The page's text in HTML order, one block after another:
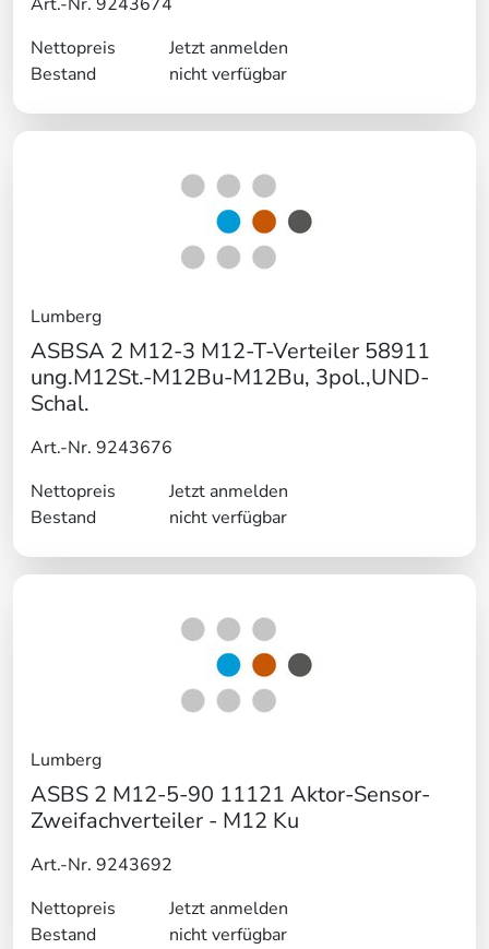
Nettopreis
Jetzt anmelden
Bestand
nicht verfügbar
Lumberg
ASBSA 2 M12-3 M12-T-Verteiler 58911
ung.M12St.-M12Bu-M12Bu, 3pol.,UND-
Schal.
Art.-Nr. 9243676
Nettopreis
Jetzt anmelden
Bestand
nicht verfügbar
Lumberg
ASBS 2 M12-5-90 11121 Aktor-Sensor-
Zweifachverteiler - M12 Ku
Art.-Nr. 9243692
Nettopreis
Jetzt anmelden
Bestand
nicht verfügbar